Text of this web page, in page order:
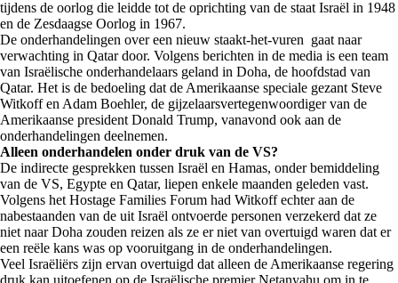
tijdens de oorlog die leidde tot de oprichting van de staat Israël in 1948
en de Zesdaagse Oorlog in 1967.
De onderhandelingen over een nieuw staakt-het-vuren gaat naar
verwachting in Qatar door. Volgens berichten in de media is een team
van Israëlische onderhandelaars geland in Doha, de hoofdstad van
Qatar. Het is de bedoeling dat de Amerikaanse speciale gezant Steve
Witkoff en Adam Boehler, de gijzelaarsvertegenwoordiger van de
Amerikaanse president Donald Trump, vanavond ook aan de
onderhandelingen deelnemen.
Alleen onderhandelen onder druk van de VS?
De indirecte gesprekken tussen Israël en Hamas, onder bemiddeling
van de VS, Egypte en Qatar, liepen enkele maanden geleden vast.
Volgens het Hostage Families Forum had Witkoff echter aan de
nabestaanden van de uit Israël ontvoerde personen verzekerd dat ze
niet naar Doha zouden reizen als ze er niet van overtuigd waren dat er
een reële kans was op vooruitgang in de onderhandelingen.
Veel Israëliërs zijn ervan overtuigd dat alleen de Amerikaanse regering
druk kan uitoefenen op de Israëlische premier Netanyahu om in te